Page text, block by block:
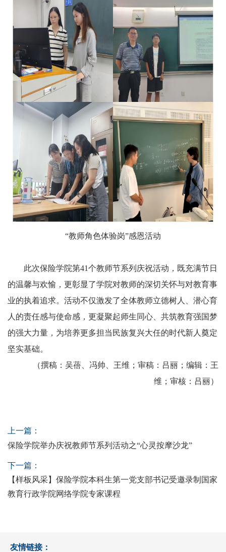
“教师角色体验岗”感恩活动
此次保险学院第41个教师节系列庆祝活动，既充满节日
的温馨与欢愉，更彰显了学院对教师的深切关怀与对教育事
业的执着追求。活动不仅激发了全体教师立德树人、潜心育
人的责任感与使命感，更凝聚起师生同心、共筑教育强国梦
的强大力量，为培养更多担当民族复兴大任的时代新人奠定
坚实基础。
（撰稿：吴蓓、冯帅、王维；审稿：吕丽；编辑：王
维；审核：吕丽）
上一篇：
保险学院举办庆祝教师节系列活动之“心灵按摩沙龙”
下一篇：
【样板风采】保险学院本科生第一党支部书记受邀录制国家
教育行政学院网络学院专家课程
友情链接：